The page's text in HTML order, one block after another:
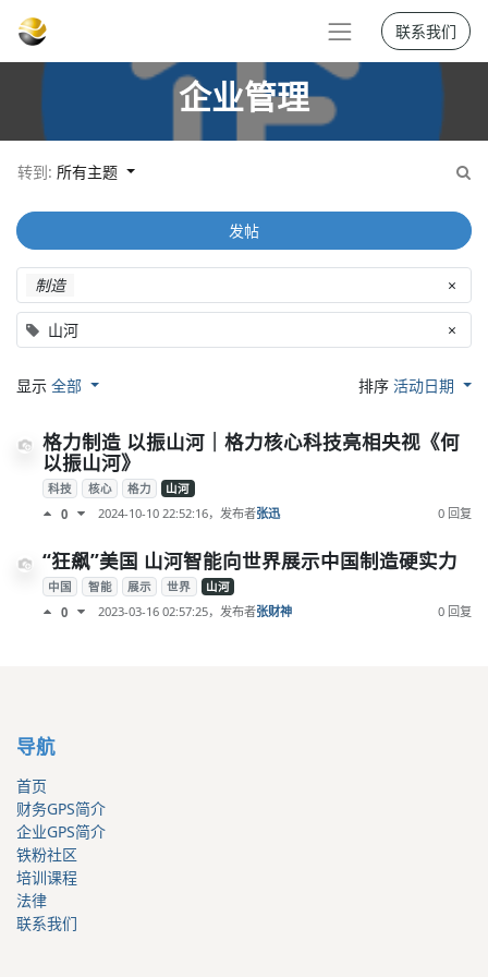
联系我们
企业管理
转到: 所有主题
制造 ×
山河 ×
发帖
显示 全部 排序活动日期
格力制造 以振山河｜格力核心科技亮相央视《何
以振山河》
科技 核心 格力 山河
0 2024-10-10 22:52:16，发布者张迅 0 回复
“狂飙”美国 山河智能向世界展示中国制造硬实力
中国 智能 展示 世界 山河
0 2023-03-16 02:57:25，发布者张财神 0 回复
导航
首页
财务GPS简介
企业GPS简介
铁粉社区
培训课程
法律
联系我们